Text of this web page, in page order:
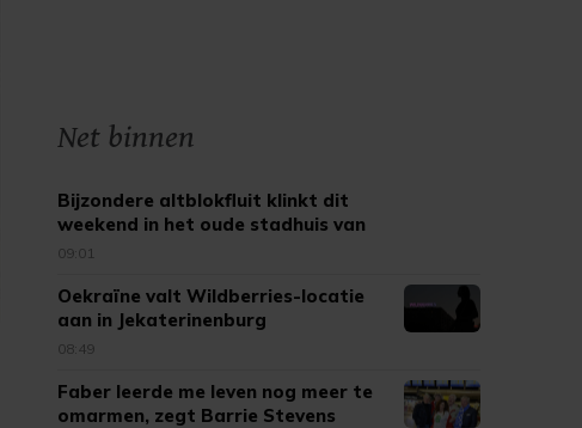
Net binnen
Bijzondere altblokfluit klinkt dit
weekend in het oude stadhuis van
Tholen
09:01
Oekraïne valt Wildberries-locatie
aan in Jekaterinenburg
08:49
Faber leerde me leven nog meer te
omarmen, zegt Barrie Stevens